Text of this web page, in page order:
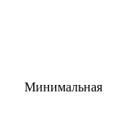
Минимальная